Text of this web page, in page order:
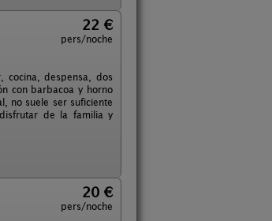
22 €
pers/noche
cocina, despensa, dos
con barbacoa y horno
no suele ser suficiente
de la familia y
20 €
pers/noche